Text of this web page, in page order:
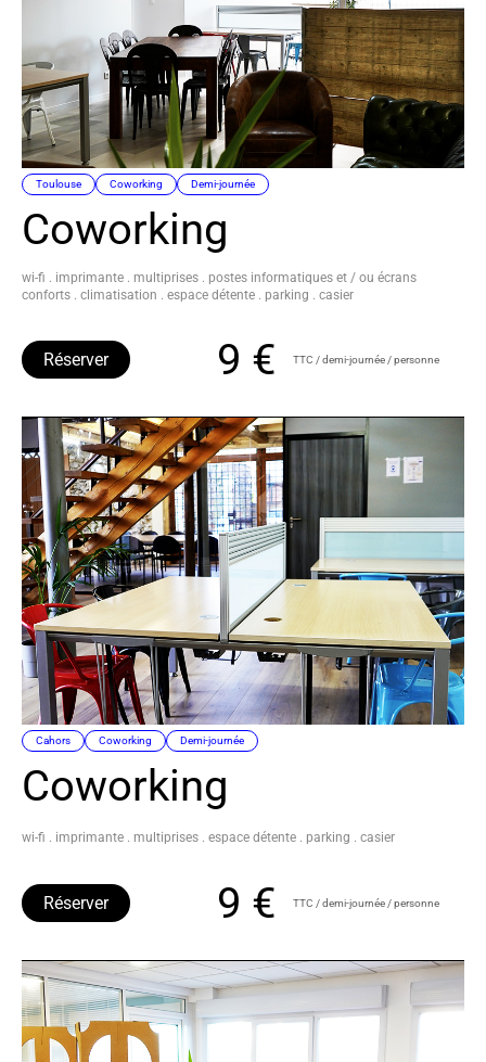
Toulouse Coworking Demi-journée
Coworking
wi-fi . imprimante . multiprises . postes informatiques et / ou écrans
conforts . climatisation . espace détente . parking . casier
9 € TTC / demi-journée / personne
Réserver
Cahors Coworking Demi-journée
Coworking
wi-fi . imprimante . multiprises . espace détente . parking . casier
9 € TTC / demi-journée / personne
Réserver